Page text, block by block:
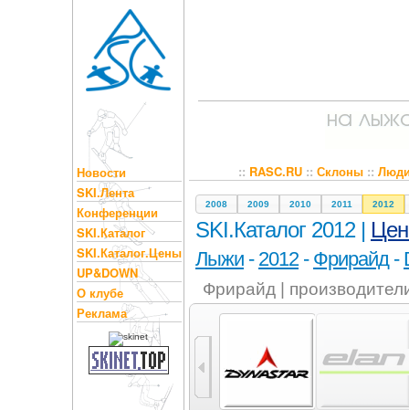
Новости
SKI.Лента
Конференции
SKI.Каталог
SKI.Каталог.Цены
UP&DOWN
О клубе
Реклама
:: RASC.RU:: Склоны::
2008 2009 2010 2011 2012
SKI.Каталог 2012 |
Лыжи - 2012- Фрирайд-
Фрирайд |